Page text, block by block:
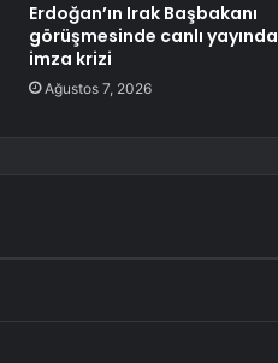
Erdoğan’ın Irak Başbakanı
görüşmesinde canlı yayında
imza krizi
Ağustos 7, 2026